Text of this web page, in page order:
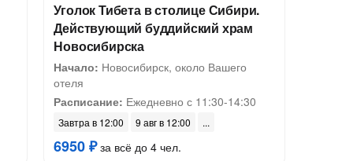
Уголок Тибета в столице Сибири.
Действующий буддийский храм
Новосибирска
Начало: Новосибирск, около Вашего
отеля
Расписание: Ежедневно с 11:30-14:30
Завтра в 12:00 9 авг в 12:00
6950 ₽за всё до 4 чел.